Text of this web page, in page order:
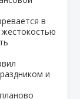
в
и